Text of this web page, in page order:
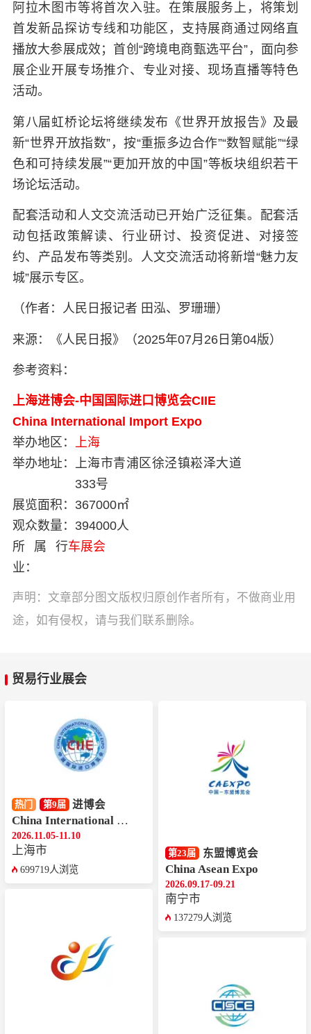
阿拉木图市等将首次入驻。在策展服务上，将策划
首发新品探访专线和功能区，支持展商通过网络直
播放大参展成效；首创“跨境电商甄选平台”，面向参
展企业开展专场推介、专业对接、现场直播等特色
活动。
第八届虹桥论坛将继续发布《世界开放报告》及最
新“世界开放指数”，按“重振多边合作”“数智赋能”“绿
色和可持续发展”“更加开放的中国”等板块组织若干
场论坛活动。
配套活动和人文交流活动已开始广泛征集。配套活
动包括政策解读、行业研讨、投资促进、对接签
约、产品发布等类别。人文交流活动将新增“魅力友
城”展示专区。
（作者：人民日报记者 田泓、罗珊珊）
来源：《人民日报》（2025年07月26日第04版）
参考资料：
上海进博会-中国国际进口博览会CIIE
China International Import Expo
举办地区： 上海
举办地址： 上海市青浦区徐泾镇崧泽大道
333号
展览面积： 367000㎡
观众数量： 394000人
所属行
业：
车展会
声明：文章部分图文版权归原创作者所有，不做商业用
途，如有侵权，请与我们联系删除。
贸易行业展会
热门 第9届 进博会
China International Import Expo
2026.11.05-11.10
上海市
699719人浏览
第23届 东盟博览会
China Asean Expo
2026.09.17-09.21
南宁市
137279人浏览